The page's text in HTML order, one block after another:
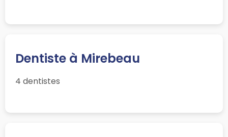
Dentiste à Mirebeau
4 dentistes